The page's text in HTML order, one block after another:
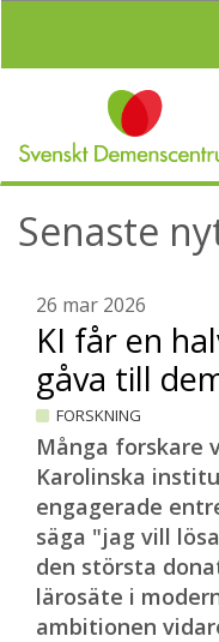
l
Senaste
26 mar 2026
KI får en
gåva till
FORSKNING
Många forskare
Karolinska
engagerade
säga "jag vill
den största
lärosäte i
ambitionen